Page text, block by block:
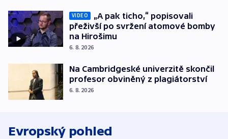
VIDEO
„A pak ticho,“ popisovali
přeživší po svržení atomové bomby
na Hirošimu
6. 8. 2026
Na Cambridgeské univerzitě skončil
profesor obviněný z plagiátorství
6. 8. 2026
Evropský pohled